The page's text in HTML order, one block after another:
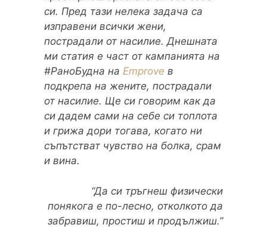
си. Пред тази нелека задача са
изправени всички жени,
пострадали от насилие. Днешната
ми статия е част от кампанията на
#РаноБудна на Emprove в
подкрепа на жените, пострадали
от насилие. Ще си говорим как да
си дадем сами на себе си топлота
и грижа дори тогава, когато ни
съпътстват чувство на болка, срам
и вина.
“Да си тръгнеш физически
понякога е по-лесно, отколкото да
забравиш, простиш и продължиш.”